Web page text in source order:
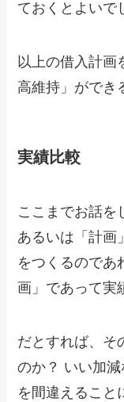
ておくとよいで
以上の借入計画
高維持」ができ
実績比較
ここまでお話を
あるいは「計画
をつくるのであ
画」であって実
だとすれば、そ
のか？ いい加
を間違えること